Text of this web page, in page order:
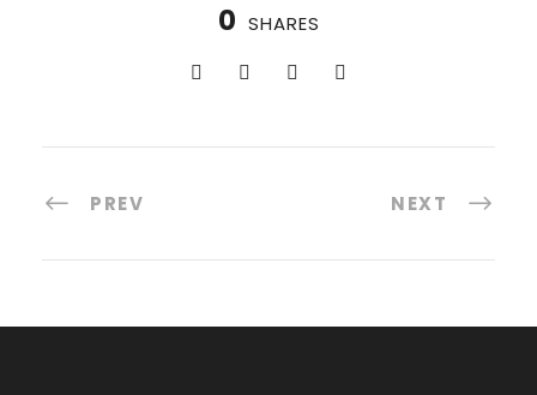
0 SHARES
PREV NEXT